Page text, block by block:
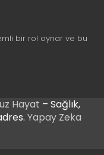
bir rol oynar ve bu
Hayat – Sağlık,
Yapay Zeka